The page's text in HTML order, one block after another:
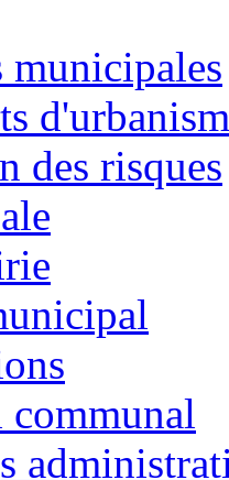
municipales
des risques
communal